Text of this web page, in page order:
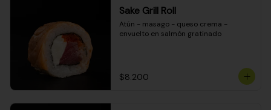
Sake Grill Roll
Atún - masago - queso crema -
envuelto en salmón gratinado
$8.200